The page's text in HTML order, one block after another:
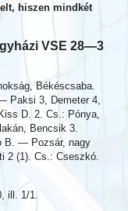
hiszen mindkét
VSE 28—3
Békéscsaba.
Paksi 3, Demeter 4,
D. 2. Cs.: Pónya,
Bencsik 3.
B. — Pozsár, nagy
2 (1). Cs.: Cseszkó.
ill. 1/1.